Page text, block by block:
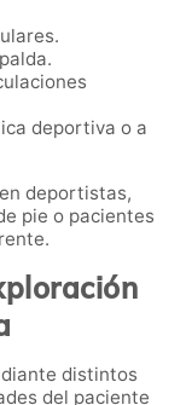
deportiva o a
deportistas,
pie o pacientes
distintos
del paciente